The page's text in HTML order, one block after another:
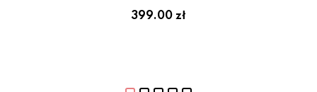
399.00 zł